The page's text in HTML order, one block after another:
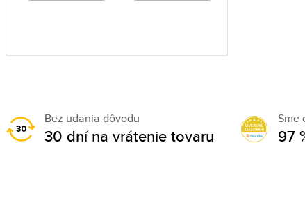
Bez udania dôvodu
30 dní na vrátenie tovaru
Sme
97